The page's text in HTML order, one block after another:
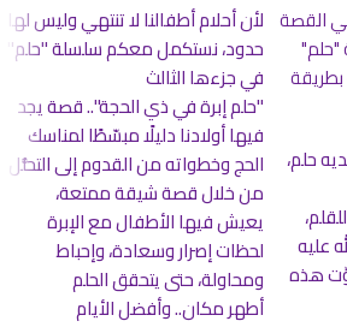
القصة
"حلم"
حلم،
عليه
هذه
لأن أحلام أطفالنا لا تنتهي وليس لها
حدود، نستكمل معكم سلسلة "حلم"
في جزءها الثالث
"حلم إبرة في ذي الحجة".. قصة يجد
فيها أولادنا دليلًا مبسّطًا لمناسك
الحج وخطواته من القدوم إلى التحلُّل
من خلال قصة شيقة ممتعة،
يعيش فيها الأطفال مع الإبرة
لحظات إصرار وسعادة، وإحباط
ومحاولة، حتى يتحقق الحلم
أطهر مكان.. وأفضل الأيام